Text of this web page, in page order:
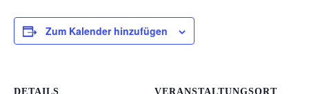
Zum Kalender hinzufügen
DETAILS VERANSTALTUNGSORT